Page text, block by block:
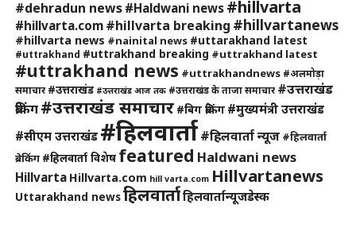
#dehradun news #Haldwani news #hillvarta
#hillvarta.com #hillvarta breaking #hillvartanews
#hillvarta news #nainital news #uttarakhand latest
#uttrakhand #uttrakhand breaking #uttrakhand latest
#uttrakhand news #uttrakhandnews #अलमोड़ा
समाचार #उत्तराखंड #उत्तराखंड आज तक #उत्तराखंड के ताजा समाचार #उत्तराखंड
ब्रेकिंग#उत्तराखंड समाचार #बिग ब्रेकिंग #मुख्यमंत्री उत्तराखंड
#सीएम उत्तराखंड #हिलवार्ता#हिलवार्ता न्यूज #हिलवार्ता
ब्रेकिंग #हिलवार्ता विशेष featured Haldwani news
Hillvarta Hillvarta.com hill varta.com Hillvartanews
Uttarakhand newsहिलवार्ताहिलवार्तान्यूजडेस्क